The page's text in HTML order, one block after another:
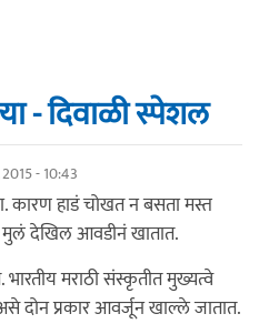
- दिवाळी स्पेशल
- 10:43
कारण हाडं चोखत न बसता मस्त
देखिल आवडीनं खातात.
मराठी संस्कृतीत मुख्यत्वे
दोन प्रकार आवर्जून खाल्ले जातात.